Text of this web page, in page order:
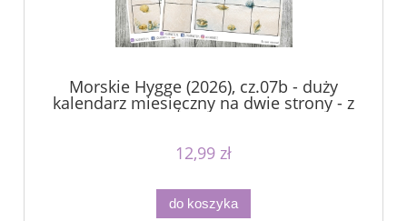
Morskie Hygge (2026), cz.07b - duży
kalendarz miesięczny na dwie strony - z
dekoracjami
12,99 zł
do koszyka